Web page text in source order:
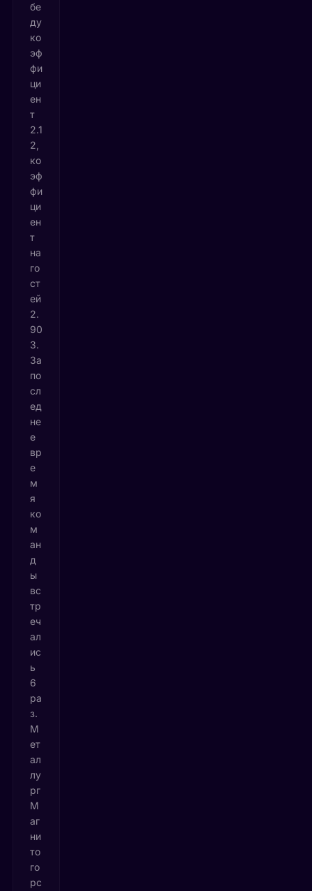
бе
ду
ко
эф
фи
ци
ен
т
2.1
2,
ко
эф
фи
ци
ен
т
на
го
ст
ей
2.
90
3.
За
по
сл
ед
не
е
вр
е
м
я
ко
м
ан
д
ы
вс
тр
еч
ал
ис
ь
6
ра
з.
М
ет
ал
лу
рг
М
аг
ни
то
го
рс